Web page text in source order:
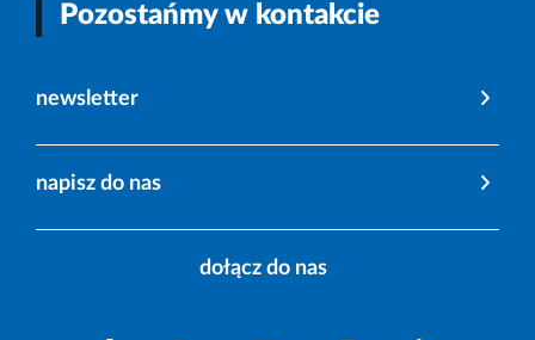
Pozostańmy w kontakcie
newsletter
napisz do nas
dołącz do nas